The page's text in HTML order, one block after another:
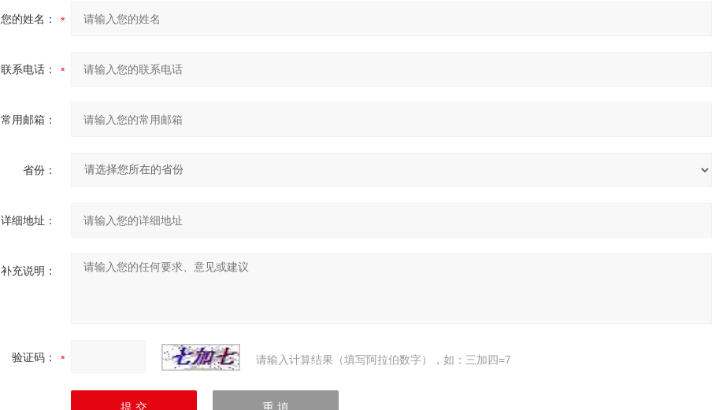
您的姓名：
联系电话：
常用邮箱：
省份：
详细地址：
补充说明：
验证码： 请输入计算结果（填写阿拉伯数字），如：三加四=7